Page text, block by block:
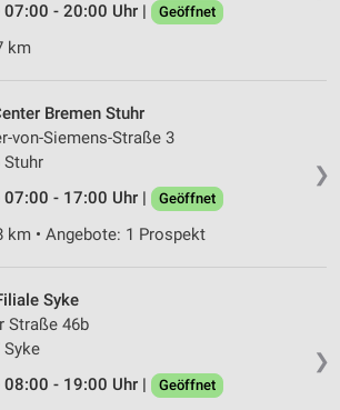
07:00 - 20:00 Uhr |
Geöffnet
km
❯
Bremen Stuhr
von-Siemens-Straße 3
Stuhr
07:00 - 17:00 Uhr |
Geöffnet
km • Angebote: 1 Prospekt
❯
Syke
Straße 46b
Syke
08:00 - 19:00 Uhr |
Geöffnet